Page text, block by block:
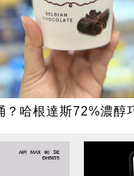
？哈根達斯72%濃醇